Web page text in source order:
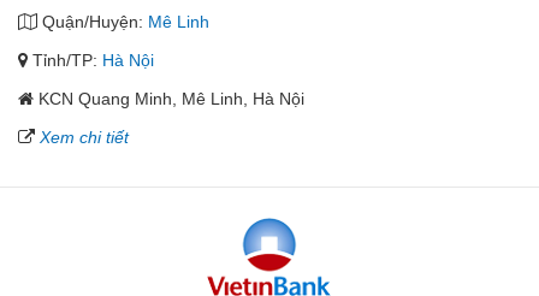
Quận/Huyện: Mê Linh
Tỉnh/TP: Hà Nội
KCN Quang Minh, Mê Linh, Hà Nội
Xem chi tiết